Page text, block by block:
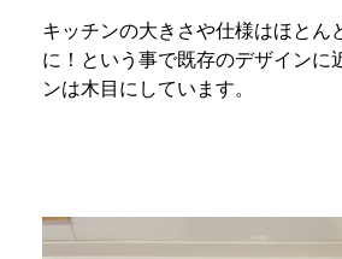
キッチンの大きさや仕様はほとん
に！という事で既存のデザインに
ンは木目にしています。